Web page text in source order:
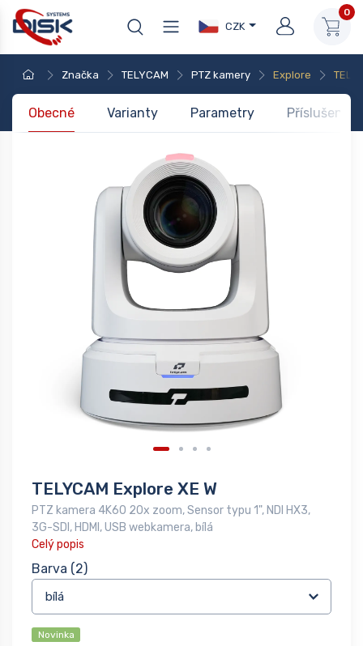
CZK
0
Značka TELYCAM PTZ kamery Explore
Obecné Varianty Parametry
TELYCAM Explore XE W
PTZ kamera 4K60 20x zoom, Sensor typu 1", NDI HX3,
3G-SDI, HDMI, USB webkamera, bílá
Celý popis
Barva (2)
Novinka